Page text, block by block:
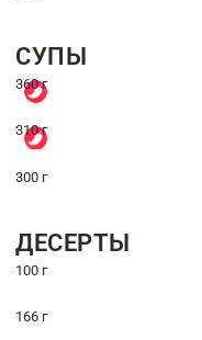
СУПЫ
360 г
310 г
300 г
ДЕСЕРТЫ
100 г
166 г